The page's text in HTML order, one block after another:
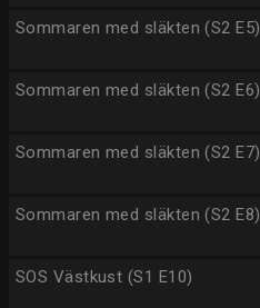
Sommaren med släkten (S2 E5)
Sommaren med släkten (S2 E6)
Sommaren med släkten (S2 E7)
Sommaren med släkten (S2 E8)
SOS Västkust (S1 E10)